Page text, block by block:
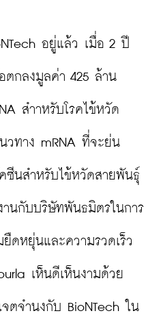
อยู่แล้ว เมื่อ 2 ปี
ตกลงมูลค่า 425 ล้าน
สำาหรับโรคไข้หวัด
วทาง mRNA ที่จะย่น
ซีนสำหรับไข้หวัดสายพันธุ์
นกับบริษัทพันธมิตรในการ
ดหยุ่นและความรวดเร็ว
เห็นดีเห็นงามด้วย
ตจำนงกับ BioNTech ใน